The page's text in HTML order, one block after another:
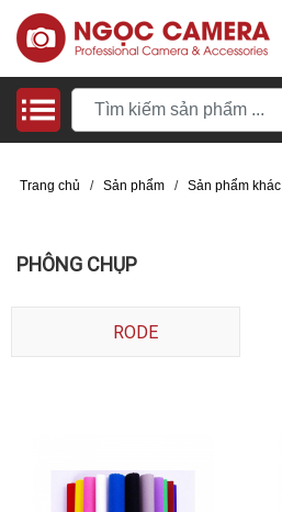
Trang chủ / Sản phẩm / Sản phẩm khác
PHÔNG CHỤP
RODE